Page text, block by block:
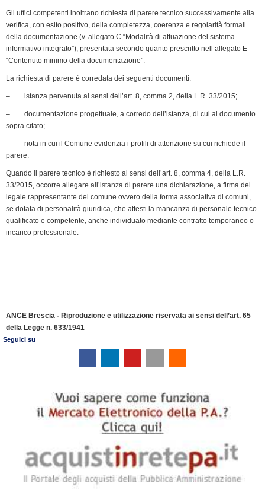
Gli uffici competenti inoltrano richiesta di parere tecnico successivamente alla
verifica, con esito positivo, della completezza, coerenza e regolarità formali
della documentazione (v. allegato C “Modalità di attuazione del sistema
informativo integrato”), presentata secon­do quanto prescritto nell’allegato E
“Contenuto minimo della documentazione”.
La richiesta di parere è corredata dei seguenti documenti:
– istanza pervenuta ai sensi dell’art. 8, comma 2, della L.R. 33/2015;
– documentazione progettuale, a corredo dell’istanza, di cui al documento
sopra citato;
– nota in cui il Comune evidenzia i profili di attenzione su cui richiede il
parere.
Quando il parere tecnico è richiesto ai sensi dell’art. 8, comma 4, della L.R.
33/2015, occorre allegare all’istanza di parere una dichiara­zione, a firma del
legale rappresentante del comune ovvero della forma associativa di comuni,
se dotata di personalità giuridica, che attesti la mancanza di personale tecnico
qualificato e competente, anche individuato mediante contratto temporaneo o
incarico professionale.
ANCE Brescia - Riproduzione e utilizzazione riservata ai sensi dell’art. 65
della Legge n. 633/1941
Seguici su